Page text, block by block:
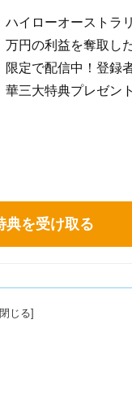
ハイローオーストラ
万円の利益を奪取し
限定で配信中！登録
華三大特典プレゼン
典を受け取る